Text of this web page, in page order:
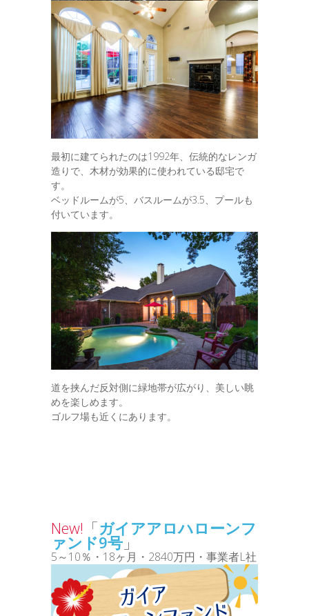
最初に建てられたのは1992年、伝統的なレンガ
造りで、木材が効果的に使われている邸宅で
す。
ベッドルームが5、バスルームが3.5、プールも
付いています。
道を挟んだ反対側に緑地帯が広がり、美しい眺
めを楽しめます。
ゴルフ場も近くにあります。
New! 「ガイアアロハローンフ
ァンド9号」
5～10％・18ヶ月・2840万円・事業者L社